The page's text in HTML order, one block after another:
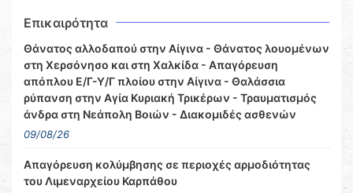
Επικαιρότητα
Θάνατος αλλοδαπού στην Αίγινα - Θάνατος λουομένων
στη Χερσόνησο και στη Χαλκίδα - Απαγόρευση
απόπλου Ε/Γ-Υ/Γ πλοίου στην Αίγινα - Θαλάσσια
ρύπανση στην Αγία Κυριακή Τρικέρων - Τραυματισμός
άνδρα στη Νεάπολη Βοιών - Διακομιδές ασθενών
09/08/26
Απαγόρευση κολύμβησης σε περιοχές αρμοδιότητας
του Λιμεναρχείου Καρπάθου